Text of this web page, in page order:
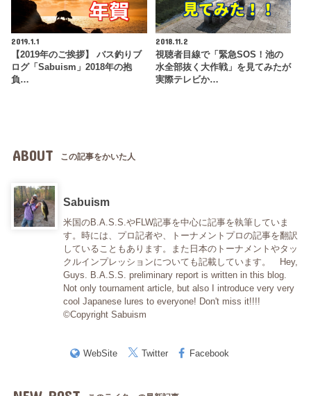
2019.1.1
【2019年のご挨拶】 バス釣りブ
ログ「Sabuism」2018年の抱
負…
2018.11.2
視聴者目線で「緊急SOS！池の
水全部抜く大作戦」を見てみたが
実際テレビか…
ABOUT この記事をかいた人
Sabuism
米国のB.A.S.S.やFLW記事を中心に記事を執筆していま
す。時には、プロ記者や、トーナメントプロの記事を翻訳
していることもあります。また日本のトーナメントやタッ
クルインプレッションについても記載しています。 Hey,
Guys. B.A.S.S. preliminary report is written in this blog.
Not only tournament article, but also I introduce very very
cool Japanese lures to everyone! Don't miss it!!!!
©Copyright Sabuism
WebSite Twitter Facebook